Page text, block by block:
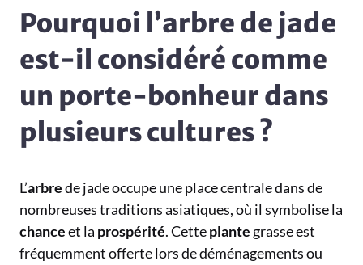
Pourquoi l’arbre de jade
est-il considéré comme
un porte-bonheur dans
plusieurs cultures ?
L’arbrede jade occupe une place centrale dans de
nombreuses traditions asiatiques, où il symbolise la
chanceet la prospérité. Cetteplante grasse est
fréquemment offerte lors de déménagements ou